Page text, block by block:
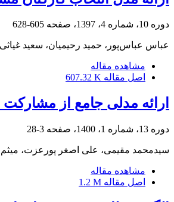
دوره 10، شماره 4، 1397، صفحه 605-628
عباس عباس‌پور، حمید رحیمیان، سعید
مشاهده مقاله
اصل مقاله 607.32 K
ارائه مدلی جامع از
دوره 13، شماره 1، 1400، صفحه 3-28
سیدمحمد مقیمی، علی اصغر پورعزت، میثم
مشاهده مقاله
اصل مقاله 1.2 M